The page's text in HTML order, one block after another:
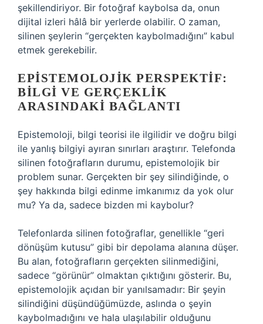
şekillendiriyor. Bir fotoğraf kaybolsa da, onun
dijital izleri hâlâ bir yerlerde olabilir. O zaman,
silinen şeylerin “gerçekten kaybolmadığını” kabul
etmek gerekebilir.
EPISTEMOLOJIK PERSPEKTIF:
BILGI VE GERÇEKLIK
ARASINDAKI BAĞLANTI
Epistemoloji, bilgi teorisi ile ilgilidir ve doğru bilgi
ile yanlış bilgiyi ayıran sınırları araştırır. Telefonda
silinen fotoğrafların durumu, epistemolojik bir
problem sunar. Gerçekten bir şey silindiğinde, o
şey hakkında bilgi edinme imkanımız da yok olur
mu? Ya da, sadece bizden mi kaybolur?
Telefonlarda silinen fotoğraflar, genellikle “geri
dönüşüm kutusu” gibi bir depolama alanına düşer.
Bu alan, fotoğrafların gerçekten silinmediğini,
sadece “görünür” olmaktan çıktığını gösterir. Bu,
epistemolojik açıdan bir yanılsamadır: Bir şeyin
silindiğini düşündüğümüzde, aslında o şeyin
kaybolmadığını ve hala ulaşılabilir olduğunu